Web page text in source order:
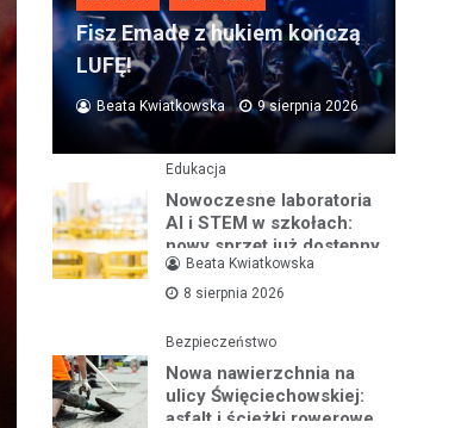
Fisz Emade z hukiem kończą
LUFĘ!
Beata Kwiatkowska 9 sierpnia 2026
Edukacja
Nowoczesne laboratoria
AI i STEM w szkołach:
nowy sprzęt już dostępny
Beata Kwiatkowska
8 sierpnia 2026
Bezpieczeństwo
Nowa nawierzchnia na
ulicy Święciechowskiej:
asfalt i ścieżki rowerowe